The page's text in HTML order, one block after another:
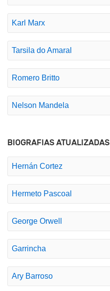
Karl Marx
Tarsila do Amaral
Romero Britto
Nelson Mandela
BIOGRAFIAS ATUALIZADAS
Hernán Cortez
Hermeto Pascoal
George Orwell
Garrincha
Ary Barroso